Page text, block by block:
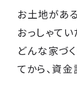
お土地があ
おっしゃて
どんな家づ
てから、資